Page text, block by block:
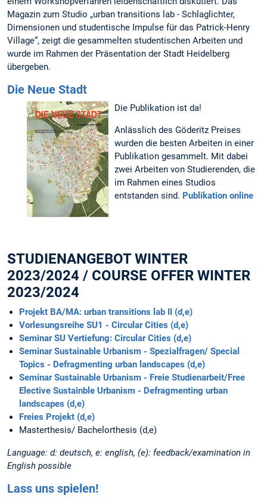
Magazin zum Studio „urban transitions lab - Schlaglichter,
Dimensionen und studentische Impulse für das Patrick-Henry
Village“, zeigt die gesammelten studentischen Arbeiten und
wurde im Rahmen der Präsentation der Stadt Heidelberg
übergeben.
Die Neue Stadt
Die Publikation ist da!
Anlässlich des Göderitz Preises
wurden die besten Arbeiten in einer
Publikation gesammelt. Mit dabei
zwei Arbeiten von Studierenden, die
im Rahmen eines Studios
entstanden sind. Publikation online
STUDIENANGEBOT WINTER
2023/2024 / COURSE OFFER WINTER
2023/2024
Projekt BA/MA: urban transitions lab II (d,e)
Vorlesungsreihe SU1 - Circular Cities (d,e)
Seminar SU Vertiefung: Circular Cities (d,e)
Seminar Sustainable Urbanism - Spezialfragen/ Special
Topics - Defragmenting urban landscapes (d,e)
Seminar Sustainable Urbanism - Freie Studienarbeit/Free
Elective Sustainble Urbanism - Defragmenting urban
landscapes (d,e)
Freies Projekt (d,e)
Masterthesis/ Bachelorthesis (d,e)
Language: d: deutsch, e: english, (e): feedback/examination in
English possible
Lass uns spielen!